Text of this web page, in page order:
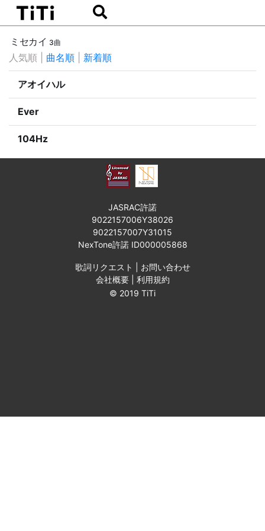
ミセカイ 3曲
人気順 曲名順 新着順
アオイハル
Ever
104Hz
JASRAC許諾
9022157006Y38026
9022157007Y31015
NexTone許諾 ID000005868
歌詞リクエスト
お問い合わせ
会社概要| 利用規約
© 2019 TiTi